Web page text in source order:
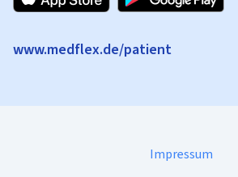
www.medflex.de/patient
Impressum